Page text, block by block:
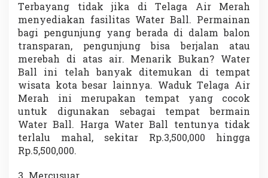
Terbayang tidak jika di Telaga Air Merah
menyediakan fasilitas Water Ball. Permainan
bagi pengunjung yang berada di dalam balon
transparan, pengunjung bisa berjalan atau
merebah di atas air. Menarik Bukan? Water
Ball ini telah banyak ditemukan di tempat
wisata kota besar lainnya. Waduk Telaga Air
Merah ini merupakan tempat yang cocok
untuk digunakan sebagai tempat bermain
Water Ball. Harga Water Ball tentunya tidak
terlalu mahal, sekitar Rp.3,500,000 hingga
Rp.5,500,000.